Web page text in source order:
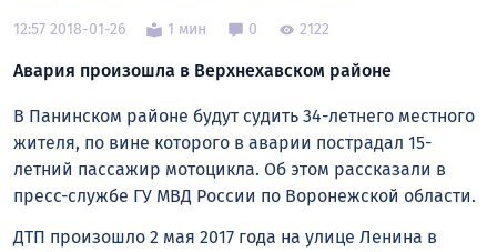
12:57 2018-01-26 1 мин 0 2122
Авария произошла в Верхнехавском районе
В Панинском районе будут судить 34-летнего местного
жителя, по вине которого в аварии пострадал 15-
летний пассажир мотоцикла. Об этом рассказали в
пресс-службе ГУ МВД России по Воронежской области.
ДТП произошло 2 мая 2017 года на улице Ленина в